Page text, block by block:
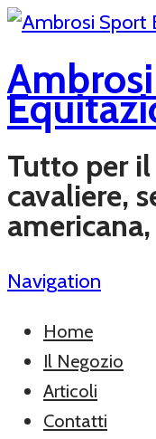
Tutto per
cavaliere,
Navigation
Home
Il Negozio
Articoli
Contatti